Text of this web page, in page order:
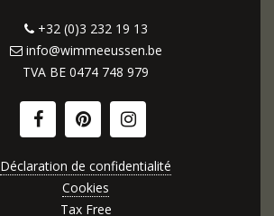
+32 (0)3 232 19 13
info@wimmeeussen.be
TVA BE 0474 748 979
Déclaration de confidentialité
Cookies
Tax Free